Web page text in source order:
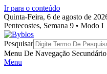
Ir para o conteúdo
Quinta-Feira, 6 de agosto de
Pentecostes, Semana 9 • Modo I
Byblos
Pesquisar
Menu De Navegação Secundário
Menu